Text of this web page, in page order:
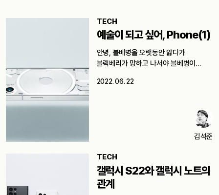
TECH
예술이 되고 싶어, Phone(1)
안녕, 블베병을 오랫동안 앓다가
블랙베리가 망하고 나서야 블베병이
2022. 06. 22
김석준
TECH
갤럭시 S22와 갤럭시 노트의
관계